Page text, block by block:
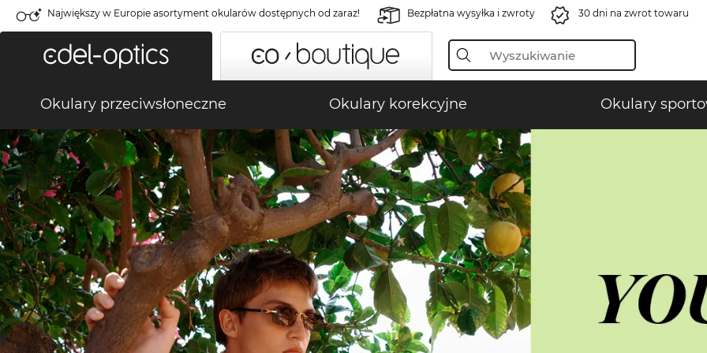
Największy w Europie asortyment okularów dostępnych od zaraz! Bezpłatna wysyłka i zwroty 30 dni na zwrot towaru
Okulary przeciwsłoneczne Okulary korekcyjne Okulary